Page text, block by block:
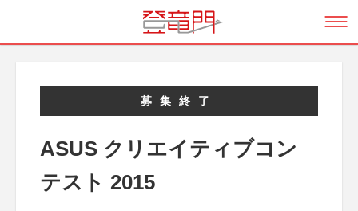
募集終了
ASUS クリエイティブコン
テスト 2015